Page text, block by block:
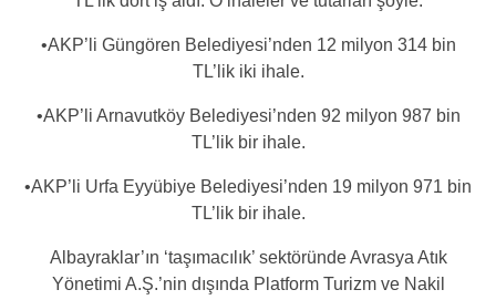
•AKP’li Güngören Belediyesi’nden 12 milyon 314 bin
TL’lik iki ihale.
•AKP’li Arnavutköy Belediyesi’nden 92 milyon 987 bin
TL’lik bir ihale.
•AKP’li Urfa Eyyübiye Belediyesi’nden 19 milyon 971 bin
TL’lik bir ihale.
Albayraklar’ın ‘taşımacılık’ sektöründe Avrasya Atık
Yönetimi A.Ş.’nin dışında Platform Turizm ve Nakil